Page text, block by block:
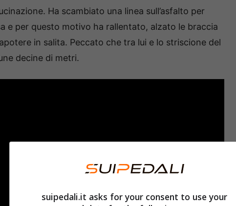
Ha scambiato una linea sull’asfalto per
e per questo motivo ha rallentato, alzato le braccia
in salita. Peccato che tra lui e lo striscione del
decine di metri.
suipedali.it asks for your consent to use your